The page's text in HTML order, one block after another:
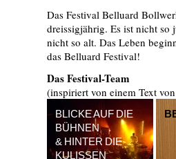
Das Festival Belluard
dreissigjährig. Es ist nicht so
nicht so alt. Das Leben
das Belluard Festival!
Das Festival-Team
(inspiriert von einem Text
BLICKE AUF DIE
BÜHNEN
& HINTER DIE
KULISSEN